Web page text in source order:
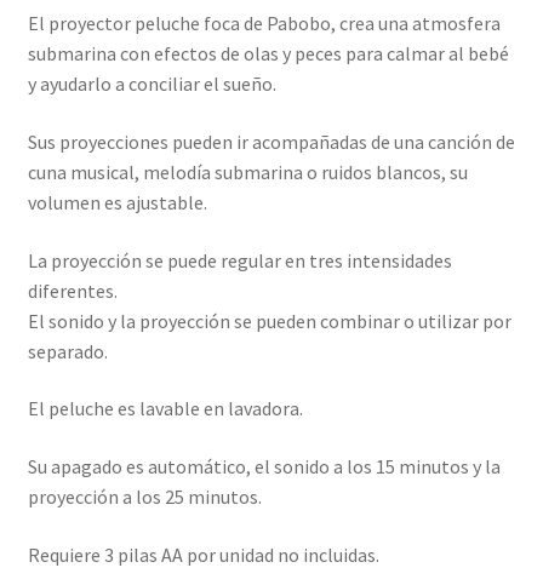
El proyector peluche foca de Pabobo, crea una atmosfera
submarina con efectos de olas y peces para calmar al bebé
y ayudarlo a conciliar el sueño.
Sus proyecciones pueden ir acompañadas de una canción de
cuna musical, melodía submarina o ruidos blancos, su
volumen es ajustable.
La proyección se puede regular en tres intensidades
diferentes.
El sonido y la proyección se pueden combinar o utilizar por
separado.
El peluche es lavable en lavadora.
Su apagado es automático, el sonido a los 15 minutos y la
proyección a los 25 minutos.
Requiere 3 pilas AA por unidad no incluidas.